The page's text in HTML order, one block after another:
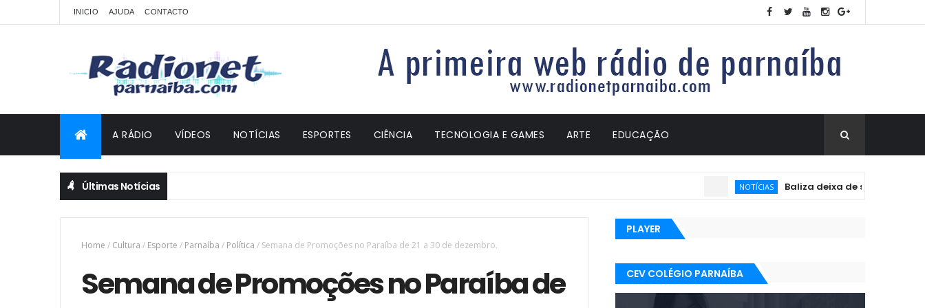
INICIO AJUDA CONTACTO
A RÁDIO VÍDEOS NOTÍCIAS ESPORTES CIÊNCIA TECNOLOGIA E GAMES ARTE EDUCAÇÃO
Últimas Notícias Baliza deixa de ser exigida no exame
Home / Cultura / Esporte / Parnaíba / Política / Semana de Promoções no Paraíba de 21 a 30 de dezembro.
Semana de Promoções no Paraíba de
PLAYER
CEV COLÉGIO PARNAÍBA